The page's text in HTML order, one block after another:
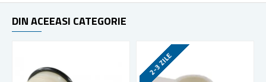
DIN ACEEASI CATEGORIE
2-3 ZILE